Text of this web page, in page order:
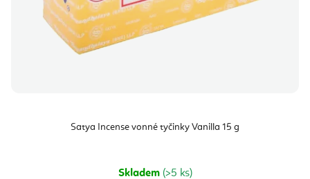
Satya Incense vonné tyčinky Vanilla 15 g
Skladem (>5 ks)